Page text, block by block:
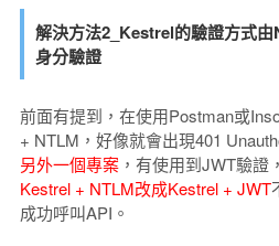
解決方法2_Kestrel的驗證方式
身分驗證
前面有提到，在使用Postman或
+ NTLM，好像就會出現401
另外一個專案，有使用到JWT驗證
Kestrel + NTLM改成Kestrel + JWT
成功呼叫API。